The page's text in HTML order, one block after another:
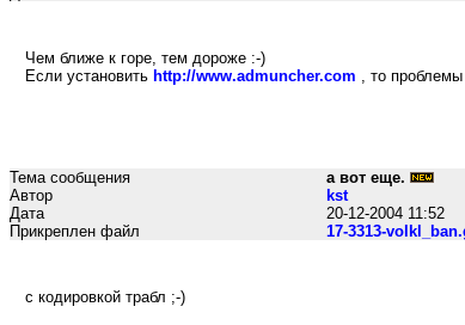
Чем ближе к горе, тем дороже :-)
Если установить http://www.admuncher.com , то
Тема сообщения
а вот еще.
Автор
kst
Дата
20-12-2004 11:52
Прикреплен файл
17-3313-
с кодировкой трабл ;-)